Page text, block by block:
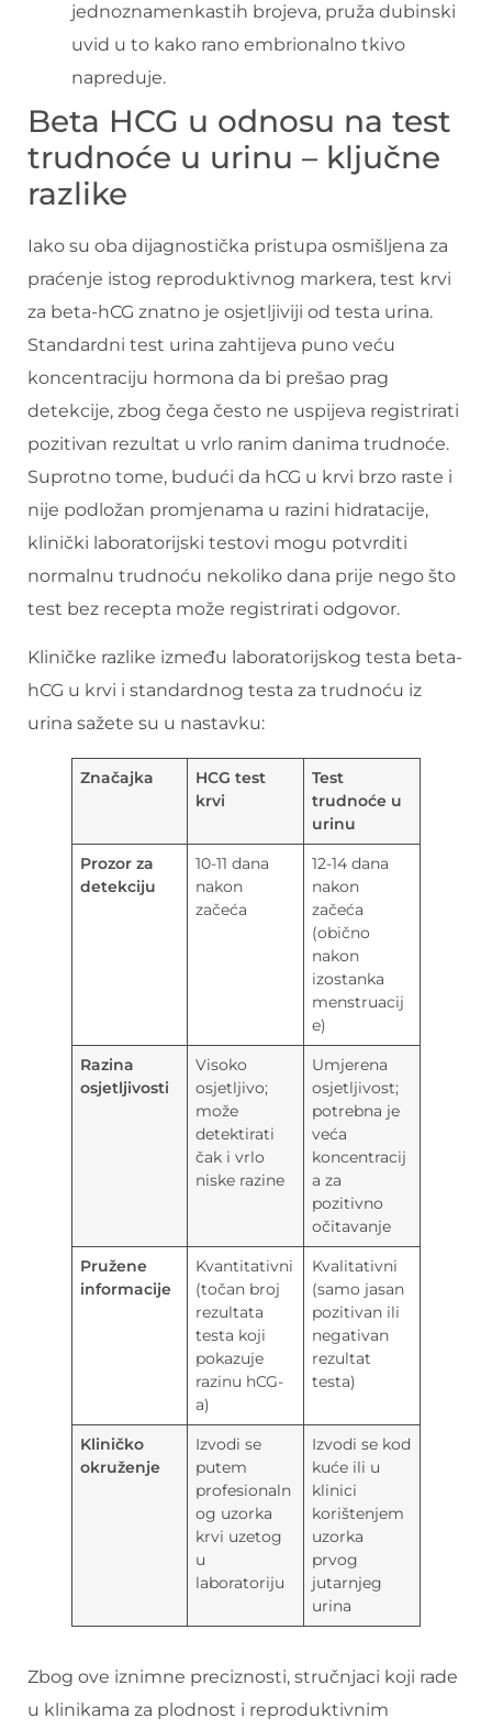
jednoznamenkastih brojeva, pruža dubinski
uvid u to kako rano embrionalno tkivo
napreduje.
Beta HCG u odnosu na test
trudnoće u urinu – ključne
razlike
Iako su oba dijagnostička pristupa osmišljena za
praćenje istog reproduktivnog markera, test krvi
za beta-hCG znatno je osjetljiviji od testa urina.
Standardni test urina zahtijeva puno veću
koncentraciju hormona da bi prešao prag
detekcije, zbog čega često ne uspijeva registrirati
pozitivan rezultat u vrlo ranim danima trudnoće.
Suprotno tome, budući da hCG u krvi brzo raste i
nije podložan promjenama u razini hidratacije,
klinički laboratorijski testovi mogu potvrditi
normalnu trudnoću nekoliko dana prije nego što
test bez recepta može registrirati odgovor.
Kliničke razlike između laboratorijskog testa beta-
hCG u krvi i standardnog testa za trudnoću iz
urina sažete su u nastavku:
Značajka
HCG test
krvi
Test
trudnoće u
urinu
Prozor za
detekciju
10-11 dana
nakon
začeća
12-14 dana
nakon
začeća
(obično
nakon
izostanka
menstruacij
e)
Razina
osjetljivosti
Visoko
osjetljivo;
može
detektirati
čak i vrlo
niske razine
Umjerena
osjetljivost;
potrebna je
veća
koncentracij
a za
pozitivno
očitavanje
Pružene
informacije
Kvantitativni
(točan broj
rezultata
testa koji
pokazuje
razinu hCG-
a)
Kvalitativni
(samo jasan
pozitivan ili
negativan
rezultat
testa)
Kliničko
okruženje
Izvodi se
putem
profesionaln
og uzorka
krvi uzetog
u
laboratoriju
Izvodi se kod
kuće ili u
klinici
korištenjem
uzorka
prvog
jutarnjeg
urina
Zbog ove iznimne preciznosti, stručnjaci koji rade
u klinikama za plodnost i reproduktivnim